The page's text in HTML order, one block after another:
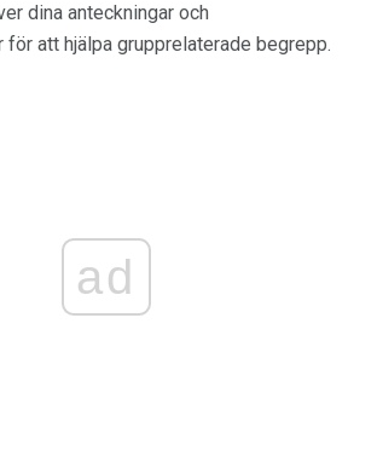
dina anteckningar och
för att hjälpa grupprelaterade begrepp.
ad